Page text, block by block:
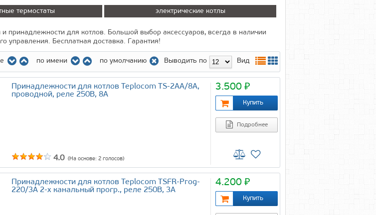
термостаты электрические котлы
и принадлежности для котлов. Большой выбор аксессуаров, всегда в наличии
управления. Бесплатная доставка. Гарантия!
по имени по умолчанию Вид
Выводить по
Принадлежности для котлов Teplocom TS-2AA/8A,
проводной, реле 250В, 8А
4.0 (На основе: 2 голосов)
3.500 ₽
Подробнее
Принадлежности для котлов Teplocom TSFR-Prog-
220/3A 2-х канальный прогр., реле 250В, 3А
4.200 ₽